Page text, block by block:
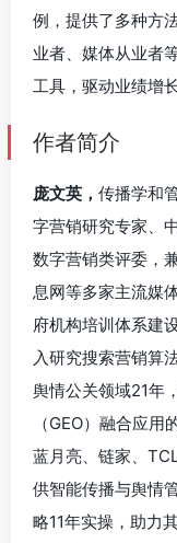
例，提供了多种方
业者、媒体从业者
工具，驱动业绩增长
作者简介
庞文英， 传播学和
字营销研究专家、
数字营销类评委，
息网等多家主流媒
府机构培训体系建
入研究搜索营销算
舆情公关领域21年
（GEO）融合应用
蓝月亮、链家、
供智能传播与舆情
略11年实操，助力